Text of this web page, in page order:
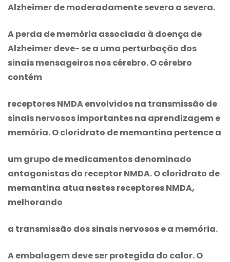
Alzheimer de moderadamente severa a severa.
A perda de memória associada à doença de
Alzheimer deve- se a uma perturbação dos
sinais mensageiros nos cérebro. O cérebro
contém
receptores NMDA envolvidos na transmissão de
sinais nervosos importantes na aprendizagem e
memória. Ocloridrato de memantina pertence a
um grupo de medicamentos denominado
antagonistas do receptor NMDA. Ocloridrato de
memantina atua nestes receptores NMDA,
melhorando
a transmissão dos sinais nervosos e a memória.
A embalagem deve ser protegida do calor. O